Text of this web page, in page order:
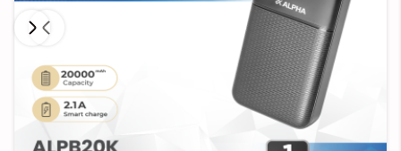
Previous
Next